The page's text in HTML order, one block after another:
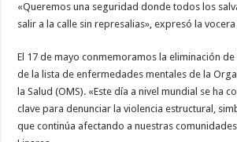
«Queremos una seguridad donde todos los
salir a la calle sin represalias», expresó la
El 17 de mayo conmemoramos la eliminación
de la lista de enfermedades mentales de la
la Salud (OMS). «Este día a nivel mundial se ha
clave para denunciar la violencia estructural,
que continúa afectando a nuestras